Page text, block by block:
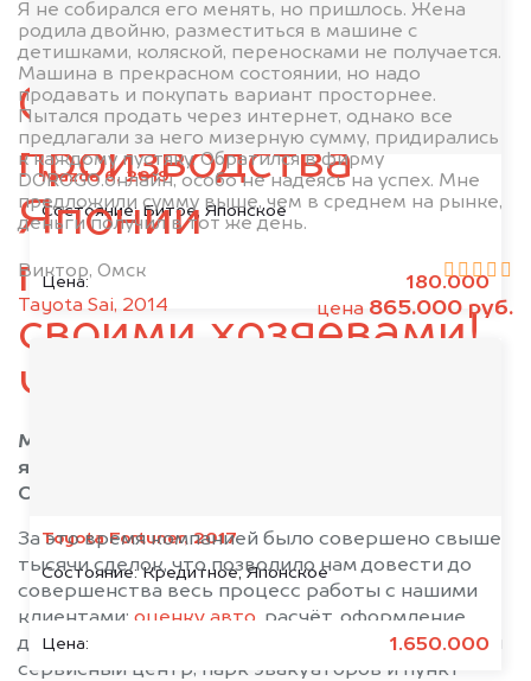
Mazda 6, 2019
Состояние: Битое, Японское
Цена: 180.000
Toyota Fortuner, 2017
Состояние:Кредитное, Японское
Цена: 1.650.000
Я не собирался его менять, но пришлось. Жена
родила двойню, разместиться в машине с
детишками, коляской, переносками не получается.
Машина в прекрасном состоянии, но надо
продавать и покупать вариант просторнее.
Пытался продать через интернет, однако все
предлагали за него мизерную сумму, придирались
к каждому пустяку. Обратился в фирму
DOROGO.онлайн, особо не надеясь на успех. Мне
предложили сумму выше, чем в среднем на рынке,
деньги получил в тот же день.
Виктор, Омск
Tayota Sai, 2014
цена 865.000 руб.
DOROGO.online
Сотни автомобилей
производства
Японии
попрощались со
своими хозяевами!
Чего ждёте вы?
Мы уже более семи лет занимаемся скупкой
японских автомобилей в Омске и по всей
Омской области.
За это время компанией было совершено свыше
тысячи сделок, что позволило нам довести до
совершенства весь процесс работы с нашими
клиентами: оценку авто , расчёт, оформление
документов, эвакуацию. Мы имеем собственный
сервисный центр, парк эвакуаторов и пункт